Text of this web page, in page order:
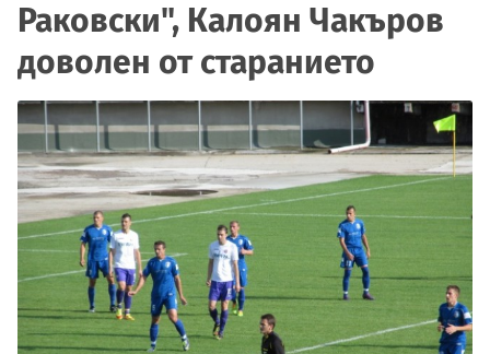
Раковски", Калоян Чакъров
доволен от старанието